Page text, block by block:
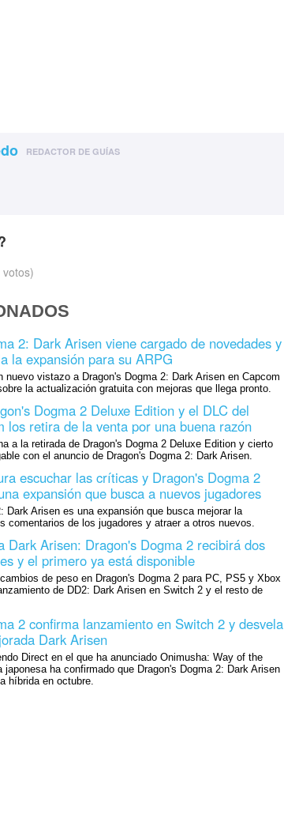
REDACTOR DE GUÍAS
votos)
2: Dark Arisen viene cargado de novedades y
la expansión para su ARPG
nuevo vistazo a Dragon's Dogma 2: Dark Arisen en Capcom
la actualización gratuita con mejoras que llega pronto.
Dogma 2 Deluxe Edition y el DLC del
los retira de la venta por una buena razón
a la retirada de Dragon's Dogma 2 Deluxe Edition y cierto
con el anuncio de Dragon's Dogma 2: Dark Arisen.
escuchar las críticas y Dragon's Dogma 2
expansión que busca a nuevos jugadores
Dark Arisen es una expansión que busca mejorar la
comentarios de los jugadores y atraer a otros nuevos.
Dark Arisen: Dragon's Dogma 2 recibirá dos
y el primero ya está disponible
de peso en Dragon's Dogma 2 para PC, PS5 y Xbox
de DD2: Dark Arisen en Switch 2 y el resto de
2 confirma lanzamiento en Switch 2 y desvela
Dark Arisen
Direct en el que ha anunciado Onimusha: Way of the
japonesa ha confirmado que Dragon's Dogma 2: Dark Arisen
híbrida en octubre.